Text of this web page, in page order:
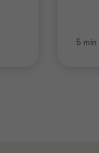
5 min